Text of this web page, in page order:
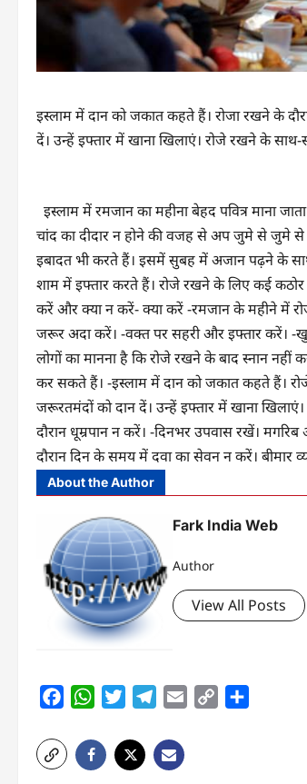
इस्लाम में दान को जकात कहते हैं। रोजा रखने के
दें। उन्हें इफ्तार में खाना खिलाएं। रोजे रखने के
इस्लाम में रमजान का महीना बेहद पवित्र माना
चांद का दीदार न होने की वजह से अप जुमे से जुमे
इबादत भी करते हैं। इसमें सुबह में अजान पढ़ने के साथ
शाम में इफ्तार करते हैं। रोजे रखने के लिए कई कठोर
करें और क्या न करें- क्या करें -रमजान के महीने में
जरूर अदा करें। -वक्त पर सहरी और इफ्तार करें। -
लोगों का मानना है कि रोजे रखने के बाद स्नान
कर सकते हैं। -इस्लाम में दान को जकात कहते हैं।
जरूरतमंदों को दान दें। उन्हें इफ्तार में खाना
दौरान धूम्रपान न करें। -दिनभर उपवास रखें।
दौरान दिन के समय में दवा का सेवन न करें। बीमार
About the Author
Fark India Web
Author
View All Posts
FacebookWhatsAppTwitterTelegram
Email
Copy